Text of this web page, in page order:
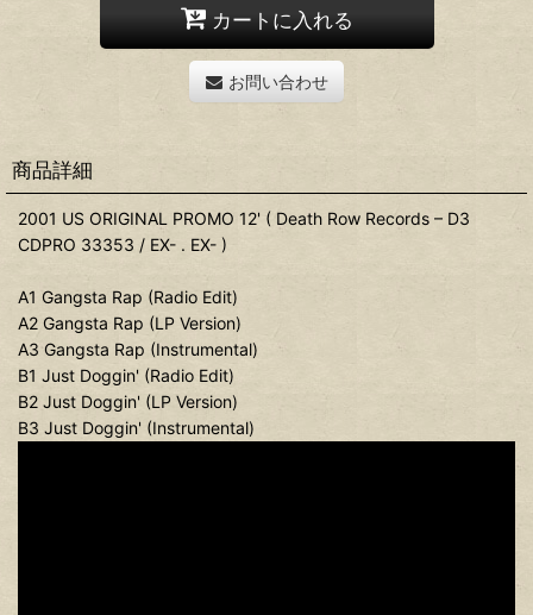
カートに入れる
お問い合わせ
商品詳細
2001 US ORIGINAL PROMO 12' ( Death Row Records – D3
CDPRO 33353 / EX- . EX- )
A1 Gangsta Rap (Radio Edit)
A2 Gangsta Rap (LP Version)
A3 Gangsta Rap (Instrumental)
B1 Just Doggin' (Radio Edit)
B2 Just Doggin' (LP Version)
B3 Just Doggin' (Instrumental)